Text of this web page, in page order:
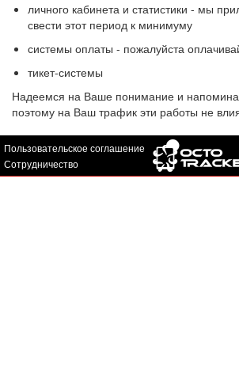
личного кабинета и статистики - мы
свести этот период к минимуму
системы оплаты - пожалуйста
тикет-системы
Надеемся на Ваше понимание и
поэтому на Ваш трафик эти работы не
Пользовательское соглашение
Сотрудничество